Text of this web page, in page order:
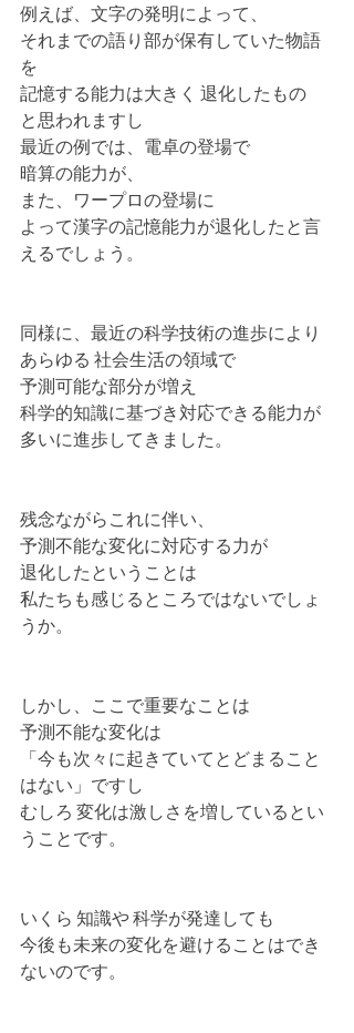
例えば、文字の発明によって、
それまでの語り部が保有していた物語
を
記憶する能力は大きく 退化したもの
と思われますし
最近の例では、電卓の登場で
暗算の能力が、
また、ワープロの登場に
よって漢字の記憶能力が退化したと言
えるでしょう。
同様に、最近の科学技術の進歩により
あらゆる 社会生活の領域で
予測可能な部分が増え
科学的知識に基づき対応できる能力が
多いに進歩してきました。
残念ながらこれに伴い、
予測不能な変化に対応する力が
退化したということは
私たちも感じるところではないでしょ
うか。
しかし、ここで重要なことは
予測不能な変化は
「今も次々に起きていてとどまること
はない」ですし
むしろ 変化は激しさを増しているとい
うことです。
いくら 知識や 科学が発達しても
今後も未来の変化を避けることはでき
ないのです。